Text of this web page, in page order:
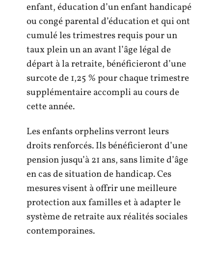
enfant, éducation d’un enfant handicapé
ou congé parental d’éducation et qui ont
cumulé les trimestres requis pour un
taux plein un an avant l’âge légal de
départ à la retraite, bénéficieront d’une
surcote de 1,25 % pour chaque trimestre
supplémentaire accompli au cours de
cette année.
Les enfants orphelins verront leurs
droits renforcés. Ils bénéficieront d’une
pension jusqu’à 21 ans, sans limite d’âge
en cas de situation de handicap. Ces
mesures visent à offrir une meilleure
protection aux familles et à adapter le
système de retraite aux réalités sociales
contemporaines.